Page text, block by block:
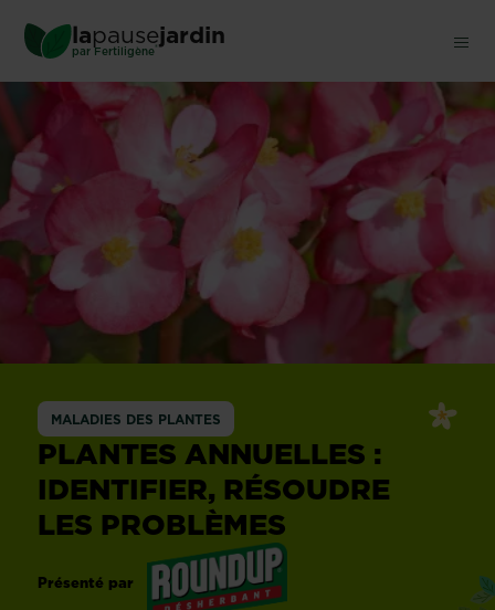
main
content
lapausejardin
par Fertiligène®
MALADIES DES PLANTES
PLANTES ANNUELLES :
IDENTIFIER, RÉSOUDRE
LES PROBLÈMES
Présenté par